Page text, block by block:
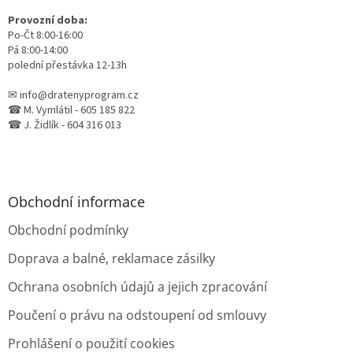
Provozní doba:
Po-Čt 8:00-16:00
Pá 8:00-14:00
polední přestávka 12-13h
✉ info@dratenyprogram.cz
☎ M. Vymlátil - 605 185 822
☎ J. Židlík - 604 316 013
Obchodní informace
Obchodní podmínky
Doprava a balné, reklamace zásilky
Ochrana osobních údajů a jejich zpracování
Poučení o právu na odstoupení od smlouvy
Prohlášení o použití cookies